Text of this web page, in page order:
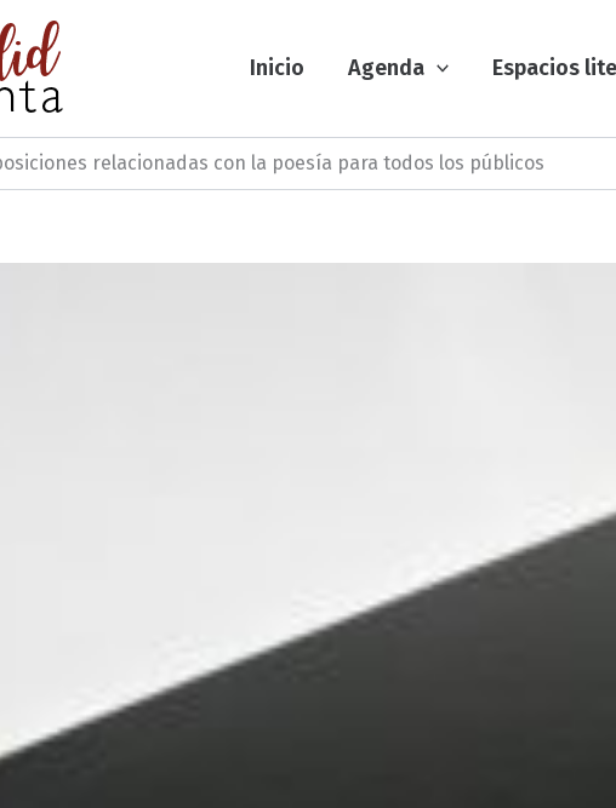
Inicio Agenda Espacios
relacionadas con la poesía para todos los públicos